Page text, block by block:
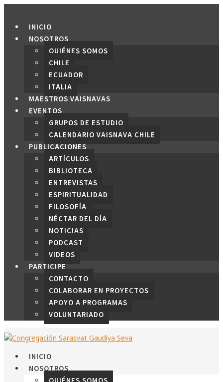
contenidoINICIO
NOSOTROS
QUIÉNES SOMOS
CHILE
ECUADOR
ITALIA
MAESTROS VAISNAVAS
EVENTOS
GRUPOS DE ESTUDIO
CALENDARIO VAISNAVA CHILE
PUBLICACIONES
ARTÍCULOS
BIBLIOTECA
ENTREVISTAS
ESPIRITUALIDAD
FILOSOFÍA
NÉCTAR DEL DÍA
NOTICIAS
PODCAST
VIDEOS
PARTICIPE
CONTACTO
COLABORAR EN PROYECTOS
APOYO A PROGRAMAS
VOLUNTARIADO
INICIO
NOSOTROS